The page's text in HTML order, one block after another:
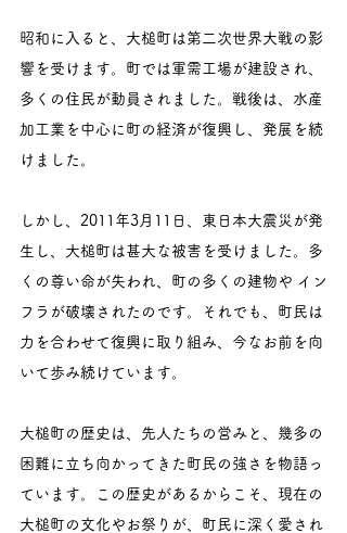
昭和に入ると、大槌町は第二次世界大戦の影
響を受けます。町では軍需工場が建設され、
多くの住民が動員されました。戦後は、水産
加工業を中心に町の経済が復興し、発展を続
けました。
しかし、2011年3月11日、東日本大震災が発
生し、大槌町は甚大な被害を受けました。多
くの尊い命が失われ、町の多くの建物や イン
フラが破壊されたのです。それでも、町民は
力を合わせて復興に取り組み、今なお前を向
いて歩み続けています。
大槌町の歴史は、先人たちの営みと、幾多の
困難に立ち向かってきた町民の強さを物語っ
ています。この歴史があるからこそ、現在の
大槌町の文化やお祭りが、町民に深く愛され